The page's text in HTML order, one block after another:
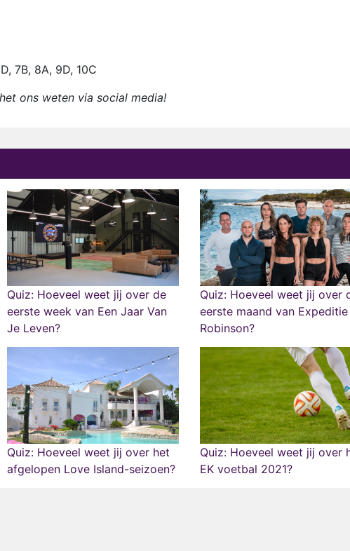
7B, 8A, 9D, 10C
ons weten via social media!
Quiz: Hoeveel weet jij over de
eerste week van Een Jaar Van
Je Leven?
Quiz: Hoeveel weet jij over
eerste maand van Expeditie
Robinson?
Quiz: Hoeveel weet jij over het
afgelopen Love Island-seizoen?
Quiz: Hoeveel weet jij over
EK voetbal 2021?